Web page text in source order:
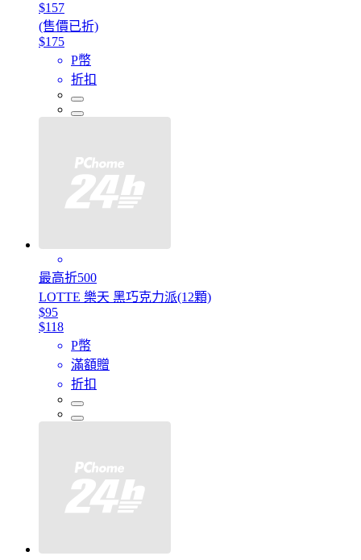
$157
(售價已折)
$175
P幣
折扣
最高折500
LOTTE 樂天 黑巧克力派(12顆)
$95
$118
P幣
滿額贈
折扣